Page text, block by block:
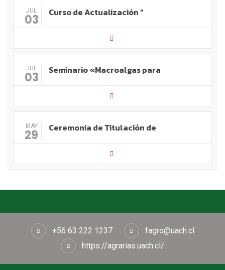
JUL
03 Curso de Actualización “
JUL
03 Seminario «Macroalgas para
MAY
29 Ceremonia de Titulación de
+56 63 222 1237
fagro@uach.cl
https://agrarias.uach.cl/